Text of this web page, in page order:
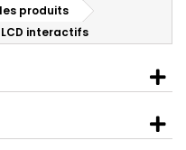
produits
LCD interactifs